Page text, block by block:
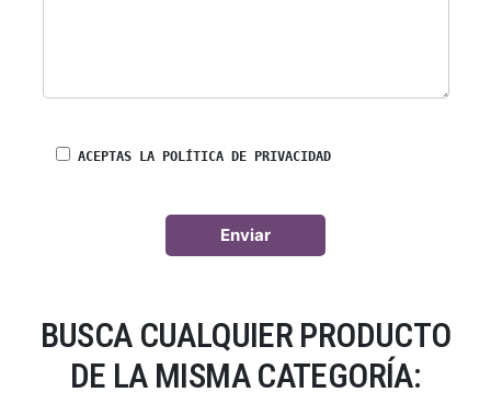
ACEPTAS LA POLÍTICA DE PRIVACIDAD
BUSCA CUALQUIER PRODUCTO
DE LA MISMA CATEGORÍA: